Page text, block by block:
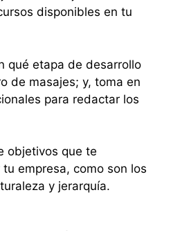
disponibles en tu
qué etapa de desarrollo
de masajes; y, toma en
para redactar los
objetivos que te
empresa, como son los
y jerarquía.